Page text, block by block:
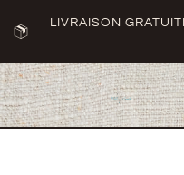
LIVRAISON